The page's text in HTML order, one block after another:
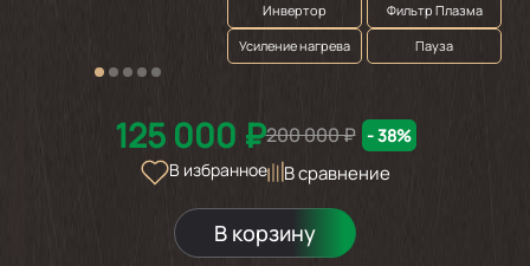
Инвертор
Фильтр Плазма
Усиление нагрева
Пауза
125 000 ₽200 000 ₽ - 38%
В избранное
В сравнение
В корзину